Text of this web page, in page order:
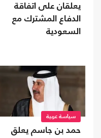
يعلقان على اتفاقة
الدفاع المشترك مع
السعودية
سياسة عربية
حمد بن جاسم يعلق